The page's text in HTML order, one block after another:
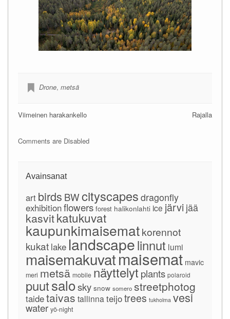
Drone, metsä
Rajalla
Viimeinen harakankello
Comments are Disabled
Avainsanat
art birds BWcityscapes dragonfly
exhibitionflowers forest halikonlahti ice järvi jää
kasvitkatukuvat
kaupunkimaisematkorennot
kukat lake landscapelinnut lumi
maisemakuvatmaisemat mavic
meri metsä mobile näyttelyt plants polaroid
puutsalosky snow somero streetphotog
taidetaivas tallinna teijotrees tukholma vesi
water yö-night